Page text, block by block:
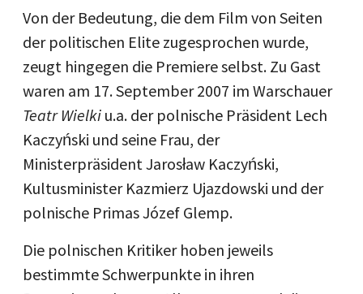
Von der Bedeutung, die dem Film von Seiten
der politischen Elite zugesprochen wurde,
zeugt hingegen die Premiere selbst. Zu Gast
waren am 17. September 2007 im Warschauer
Teatr Wielki u.a. der polnische Präsident Lech
Kaczyński und seine Frau, der
Ministerpräsident Jarosław Kaczyński,
Kultusminister Kazmierz Ujazdowski und der
polnische Primas Józef Glemp.
Die polnischen Kritiker hoben jeweils
bestimmte Schwerpunkte in ihren